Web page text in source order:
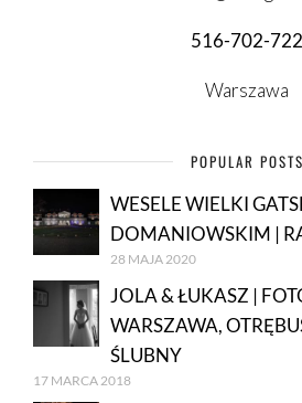
516-702-722
Warszawa
POPULAR POSTS
WESELE WIELKI
DOMANIOWSKIM |
28 MAJA 2020
JOLA & ŁUKASZ |
WARSZAWA,
ŚLUBNY
17 MARCA 2018